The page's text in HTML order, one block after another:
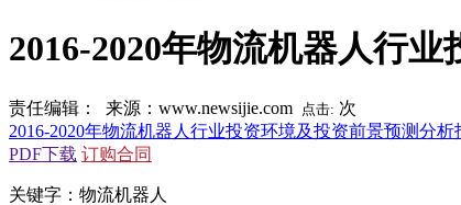
2016-2020年物流机器人行
责任编辑： 来源：www.newsijie.com 点击: 次
2016-2020年物流机器人行业投资环境及投资前景预测分析
PDF下载 订购合同
关键字：物流机器人